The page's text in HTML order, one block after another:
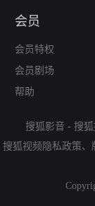
会员
会员特权
会员剧场
帮助
搜狐影音 - 搜
搜狐视频隐私政策、